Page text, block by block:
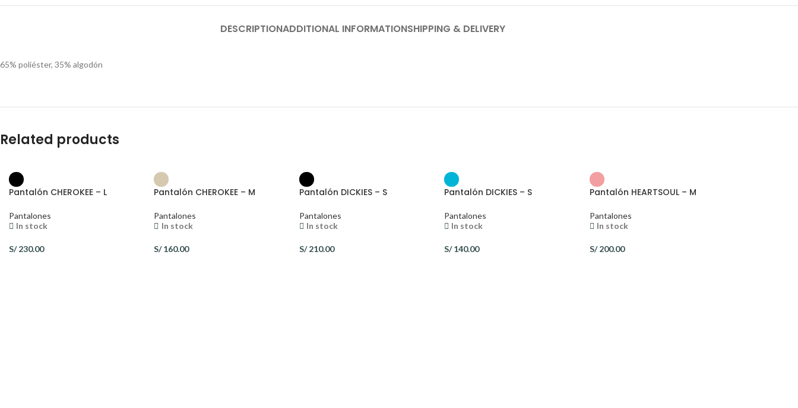
DESCRIPTIONADDITIONAL INFORMATIONSHIPPING & DELIVERY
65% poliéster, 35% algodón
Related products
Pantalón CHEROKEE – L
Pantalones
In stock
S/230.00
Pantalón CHEROKEE – M
Pantalones
In stock
S/160.00
Pantalón DICKIES – S
Pantalones
In stock
S/210.00
Pantalón DICKIES – S
Pantalones
In stock
S/140.00
Pantalón HEARTSOUL – M
Pantalones
In stock
S/200.00